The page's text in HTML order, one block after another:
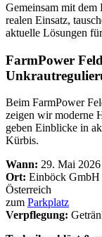
Gemeinsam mit
realen Einsatz,
aktuelle Lösungen
FarmPower
Beim FarmPower
zeigen wir moderne
geben Einblicke in
Kürbis.
Wann: 29. Mai
Ort: Einböck GmbH
Österreich
zum Parkplatz
Verpflegung: